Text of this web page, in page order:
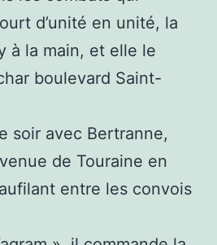
d’unité en unité, la
à la main, et elle le
boulevard Saint-
soir avec Bertranne,
de Touraine en
entre les convois